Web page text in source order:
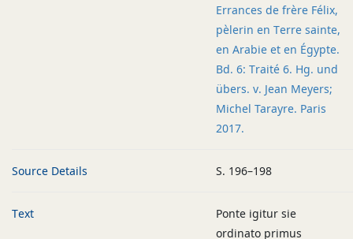
Errances de frère Félix,
pèlerin en Terre sainte,
en Arabie et en Égypte.
Bd. 6: Traité 6. Hg. und
übers. v. Jean Meyers;
Michel Tarayre. Paris
2017.
Source Details S. 196–198
Text
Ponte igitur sie
ordinato primus